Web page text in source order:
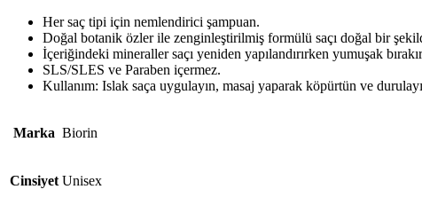
Her saç tipi için nemlendirici şampuan.
Doğal botanik özler ile zenginleştirilmiş formülü saçı doğal bir
İçeriğindeki mineraller saçı yeniden yapılandırırken yumuşak
SLS/SLES ve Paraben içermez.
Kullanım: Islak saça uygulayın, masaj yaparak köpürtün ve
Marka Biorin
Cinsiyet Unisex